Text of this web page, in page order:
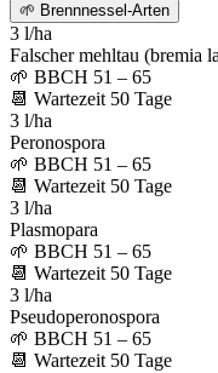
🌱 Brennnessel-Arten
3 l/ha
Falscher mehltau (bremia
🌱 BBCH 51 – 65
📆 Wartezeit 50 Tage
3 l/ha
Peronospora
🌱 BBCH 51 – 65
📆 Wartezeit 50 Tage
3 l/ha
Plasmopara
🌱 BBCH 51 – 65
📆 Wartezeit 50 Tage
3 l/ha
Pseudoperonospora
🌱 BBCH 51 – 65
📆 Wartezeit 50 Tage